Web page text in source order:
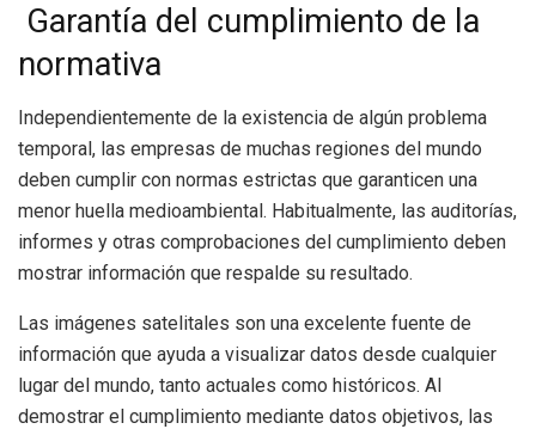
Garantía del cumplimiento de la
normativa
Independientemente de la existencia de algún problema
temporal, las empresas de muchas regiones del mundo
deben cumplir con normas estrictas que garanticen una
menor huella medioambiental. Habitualmente, las auditorías,
informes y otras comprobaciones del cumplimiento deben
mostrar información que respalde su resultado.
Las imágenes satelitales son una excelente fuente de
información que ayuda a visualizar datos desde cualquier
lugar del mundo, tanto actuales como históricos. Al
demostrar el cumplimiento mediante datos objetivos, las